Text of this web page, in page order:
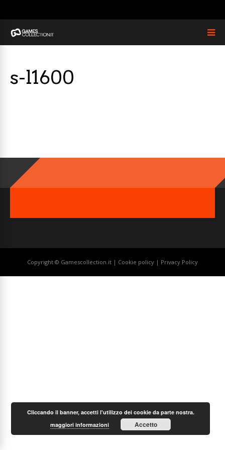
s-l1600
Copyright © Gamescollection.it | Cookie policy | Privacy Policy
Cliccando il banner, accetti l'utilizzo dei cookie da parte nostra.
maggiori informazioni
Accetto